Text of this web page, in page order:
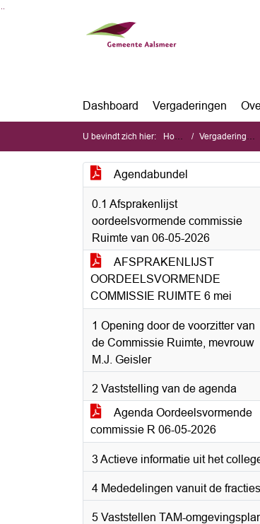
Dashboard Vergaderingen
U bevindt zich hier: Home Vergaderingen
Agendabundel
0.1 Afsprakenlijst
oordeelsvormende commissie
Ruimte van 06-05-2026
AFSPRAKENLIJST
OORDEELSVORMENDE
COMMISSIE RUIMTE 6 mei
1 Opening door de voorzitter van
de Commissie Ruimte, mevrouw
M.J. Geisler
2 Vaststelling van de agenda
Agenda Oordeelsvormende
commissie R 06-05-2026
3 Actieve informatie uit het
4 Mededelingen vanuit de fracties
5 Vaststellen TAM-